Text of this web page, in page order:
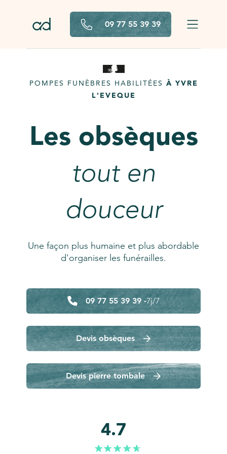
09 77 55 39 39
POMPES FUNÈBRES HABILITÉES À YVRE
L'EVEQUE
Les obsèques
tout en
douceur
Une façon plus humaine et plus abordable
d'organiser les funérailles.
09 77 55 39 39 -7j/7
Devis obsèques
Devis pierre tombale
4.7